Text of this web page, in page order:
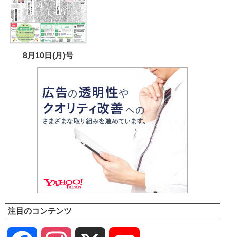
8月10日(月)号
注目のコンテンツ